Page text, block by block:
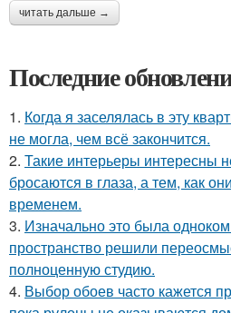
читать дальше →
Последние
1. Когда я заселялась в эту
не могла, чем всё закончится.
2. Такие интерьеры интересны
бросаются в глаза, а тем, как
временем.
3. Изначально это была
пространство решили
полноценную студию.
4. Выбор обоев часто кажется